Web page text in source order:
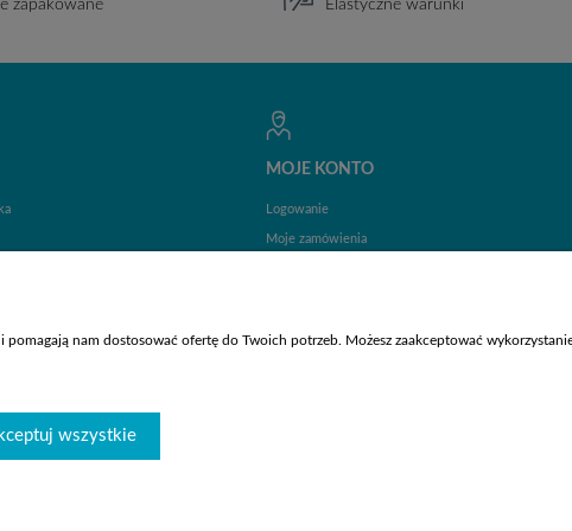
zapakowane Elastyczne warunki
MOJE KONTO
Logowanie
Moje zamówienia
nam dostosować ofertę do Twoich potrzeb. Możesz zaakceptować
wszystkie